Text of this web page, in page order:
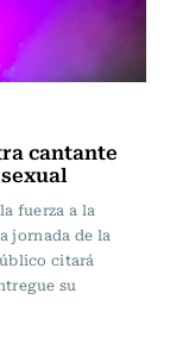
cantante
fuerza a la
jornada de la
citará
su